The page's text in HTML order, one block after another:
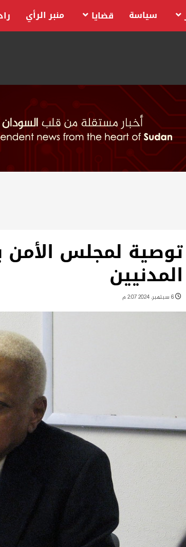
سياسة قضايا منبر الرأي
توصية لمجلس الأمن
المدنيين
6 سبتمبر، 2024 2:07 م